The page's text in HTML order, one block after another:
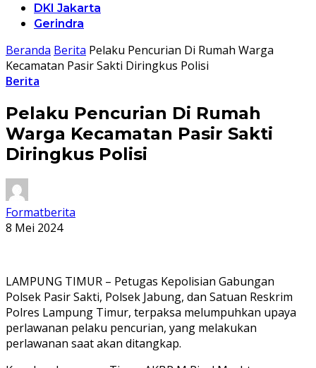
DKI Jakarta
Gerindra
Beranda Berita Pelaku Pencurian Di Rumah Warga
Kecamatan Pasir Sakti Diringkus Polisi
Berita
Pelaku Pencurian Di Rumah
Warga Kecamatan Pasir Sakti
Diringkus Polisi
Formatberita
8 Mei 2024
LAMPUNG TIMUR – Petugas Kepolisian Gabungan
Polsek Pasir Sakti, Polsek Jabung, dan Satuan Reskrim
Polres Lampung Timur, terpaksa melumpuhkan upaya
perlawanan pelaku pencurian, yang melakukan
perlawanan saat akan ditangkap.